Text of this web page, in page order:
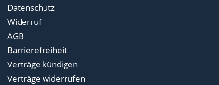
Datenschutz
Widerruf
AGB
Barrierefreiheit
Verträge kündigen
Verträge widerrufen